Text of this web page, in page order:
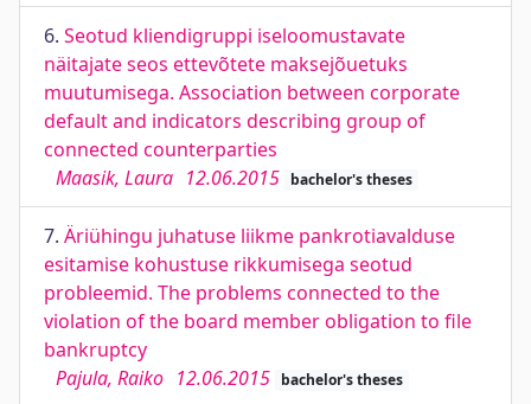
6. Seotud kliendigruppi iseloomustavate
näitajate seos ettevõtete maksejõuetuks
muutumisega. Association between corporate
default and indicators describing group of
connected counterparties
Maasik, Laura 12.06.2015 bachelor's theses
7. Äriühingu juhatuse liikme pankrotiavalduse
esitamise kohustuse rikkumisega seotud
probleemid. The problems connected to the
violation of the board member obligation to file
bankruptcy
Pajula, Raiko 12.06.2015 bachelor's theses